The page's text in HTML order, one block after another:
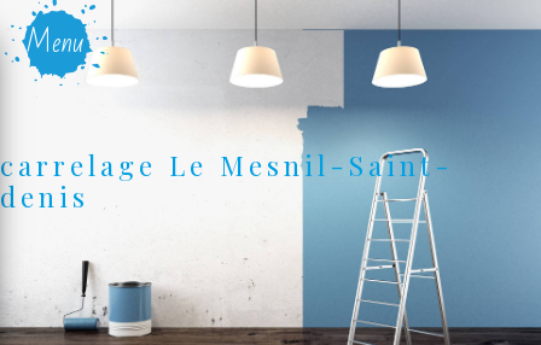
Menu
carrelage Le Mesnil-Saint-
denis
Panneau de gestion des cookies